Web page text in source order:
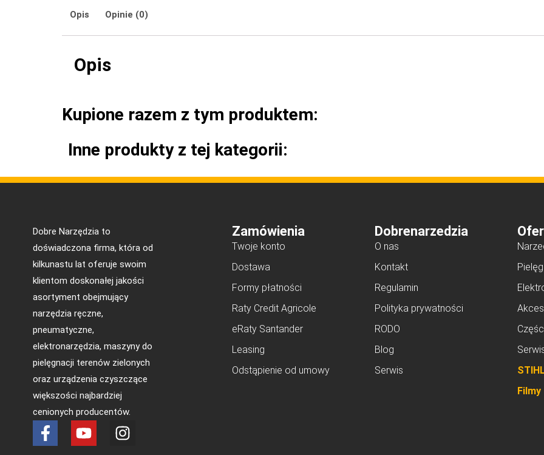
Opis Opinie (0)
Opis
Kupione razem z tym produktem:
Inne produkty z tej kategorii:
Dobre Narzędzia to
doświadczona firma, która od
kilkunastu lat oferuje swoim
klientom doskonałej jakości
asortyment obejmujący
narzędzia ręczne,
pneumatyczne,
elektronarzędzia, maszyny do
pielęgnacji terenów zielonych
oraz urządzenia czyszczące
większości najbardziej
cenionych producentów.
Zamówienia
Twoje konto
Dostawa
Formy płatności
Raty Credit Agricole
eRaty Santander
Leasing
Odstąpienie od umowy
Dobrenarzedzia
O nas
Kontakt
Regulamin
Polityka prywatności
RODO
Blog
Serwis